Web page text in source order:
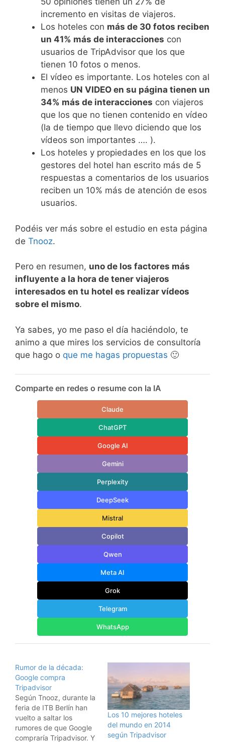
incremento en visitas de viajeros.
Los hoteles con más de 30 fotos reciben
un 41% más de interacciones con
usuarios de TripAdvisor que los que
tienen 10 fotos o menos.
El vídeo es importante. Los hoteles con al
menos UN VIDEO en su página tienen un
34% más de interacciones con viajeros
que los que no tienen contenido en vídeo
(la de tiempo que llevo diciendo que los
vídeos son importantes …. ).
Los hoteles y propiedades en los que los
gestores del hotel han escrito más de 5
respuestas a comentarios de los usuarios
reciben un 10% más de atención de esos
usuarios.
Podéis ver más sobre el estudio en esta página
de Tnooz.
Pero en resumen, uno de los factores más
influyente a la hora de tener viajeros
interesados en tu hotel es realizar vídeos
sobre el mismo.
Ya sabes, yo me paso el día haciéndolo, te
animo a que mires los servicios de consultoría
que hago o que me hagas propuestas 🙂
Comparte en redes o resume con la IA
Claude
ChatGPT
Google AI
Gemini
Perplexity
DeepSeek
Mistral
Copilot
Qwen
Meta AI
Grok
Telegram
WhatsApp
Rumor de la década:
Google compra
Tripadvisor
Según Tnooz, durante la
feria de ITB Berlín han
vuelto a saltar los
rumores de que Google
compraría Tripadvisor. Y
Los 10 mejores hoteles
del mundo en 2014
según Tripadvisor